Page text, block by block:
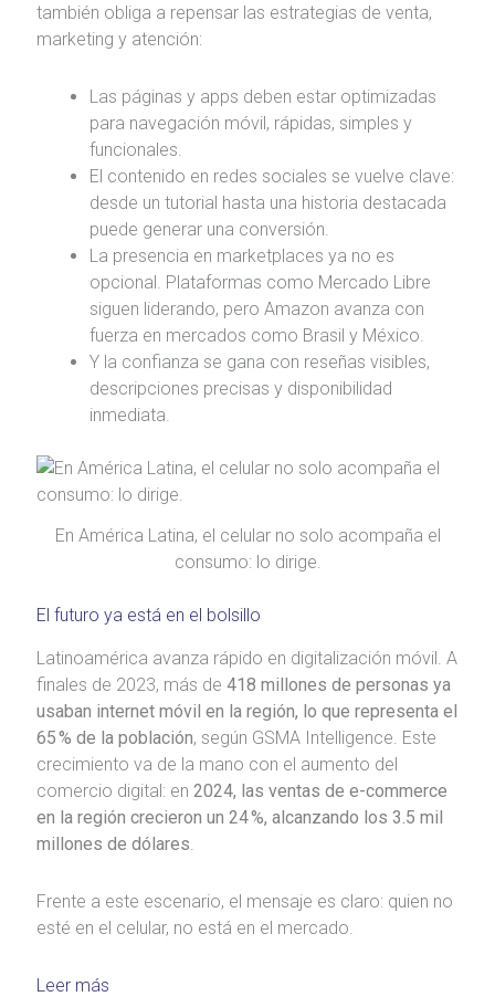
también obliga a repensar las estrategias de venta,
marketing y atención:
Las páginas y apps deben estar optimizadas
para navegación móvil, rápidas, simples y
funcionales.
El contenido en redes sociales se vuelve clave:
desde un tutorial hasta una historia destacada
puede generar una conversión.
La presencia en marketplaces ya no es
opcional. Plataformas como Mercado Libre
siguen liderando, pero Amazon avanza con
fuerza en mercados como Brasil y México.
Y la confianza se gana con reseñas visibles,
descripciones precisas y disponibilidad
inmediata.
En América Latina, el celular no solo acompaña el
consumo: lo dirige.
El futuro ya está en el bolsillo
Latinoamérica avanza rápido en digitalización móvil. A
finales de 2023, más de 418 millones de personas ya
usaban internet móvil en la región, lo que representa el
65 % de la población, según GSMA Intelligence. Este
crecimiento va de la mano con el aumento del
comercio digital: en 2024, las ventas de e-commerce
en la región crecieron un 24 %, alcanzando los 3.5 mil
millones de dólares
Frente a este escenario, el mensaje es claro: quien no
esté en el celular, no está en el mercado.
Leer más